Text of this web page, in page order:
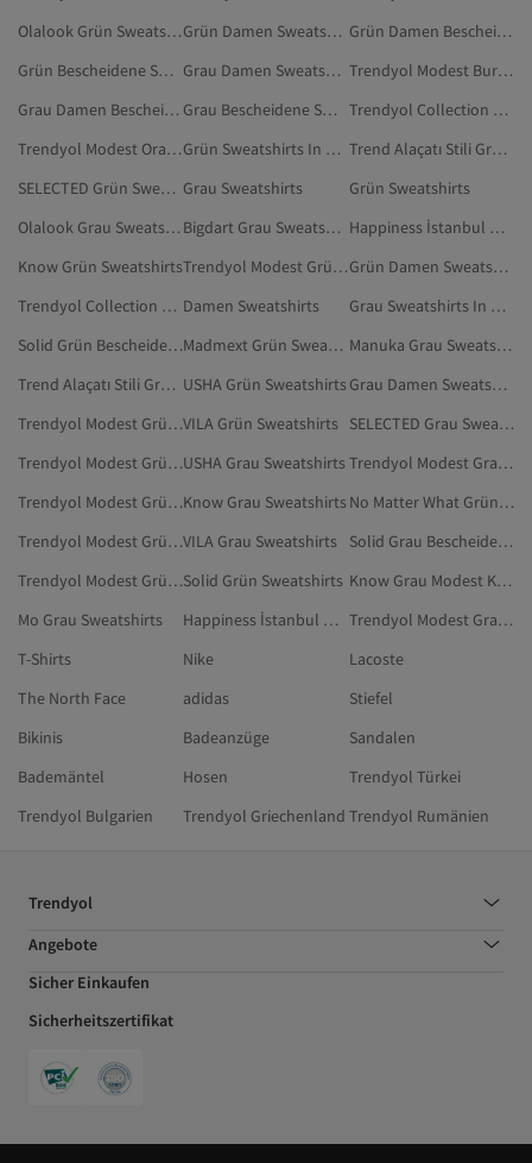
Olalook Grün Sweatshirts
Grün Damen Sweatshirts
Grün Damen Bescheidene Sweatshirts
Grün Bescheidene Sweatshirts
Grau Damen Sweatshirts
Trendyol Modest Burgundrot Bescheidene Sweatshirts
Grau Damen Bescheidene Sweatshirts
Grau Bescheidene Sweatshirts
Trendyol Collection Grün Sweatshirts
Trendyol Modest Orange Sweatshirts
Grün Sweatshirts In Übergröße
Trend Alaçatı Stili Grün Sweatshirts
SELECTED Grün Sweatshirts Grau Sweatshirts
Grün Sweatshirts
Olalook Grau Sweatshirts
Bigdart Grau Sweatshirts
Happiness İstanbul Grün Sweatshirts
Know Grün Sweatshirts
Trendyol Modest Grün Pullover
Grün Damen Sweatshirts In Übergröße
Trendyol Collection Grau Sweatshirts Damen Sweatshirts
Grau Sweatshirts In Übergröße
Solid Grün Bescheidene Sweatshirts
Madmext Grün Sweatshirts
Manuka Grau Sweatshirts
Trend Alaçatı Stili Grau Sweatshirts USHA Grün Sweatshirts
Grau Damen Sweatshirts In Übergröße
Trendyol Modest Grün Modest KleidungVILA Grün Sweatshirts
SELECTED Grau Sweatshirts
Trendyol Modest Grün KleidungUSHA Grau Sweatshirts
Trendyol Modest Grau Pullover
Trendyol Modest Grün Bescheidene PulloverKnow Grau Sweatshirts
No Matter What Grün Bescheidene Sweatshirts
Trendyol Modest Grün PullunderVILA Grau Sweatshirts
Solid Grau Bescheidene Sweatshirts
Trendyol Modest Grün TunikenSolid Grün Sweatshirts
Know Grau Modest Kleidung
Mo Grau Sweatshirts
Happiness İstanbul Grau Sweatshirts
Trendyol Modest Grau Modest Kleidung
T-Shirts
Nike
Lacoste
The North Face
adidas
Stiefel
Bikinis
Badeanzüge
Sandalen
Bademäntel
Hosen
Trendyol Türkei
Trendyol Bulgarien
Trendyol Griechenland Trendyol Rumänien
Trendyol
Angebote
Sicher Einkaufen
Sicherheitszertifikat